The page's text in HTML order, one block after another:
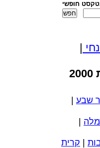
חופשי
|
שבע
קרית